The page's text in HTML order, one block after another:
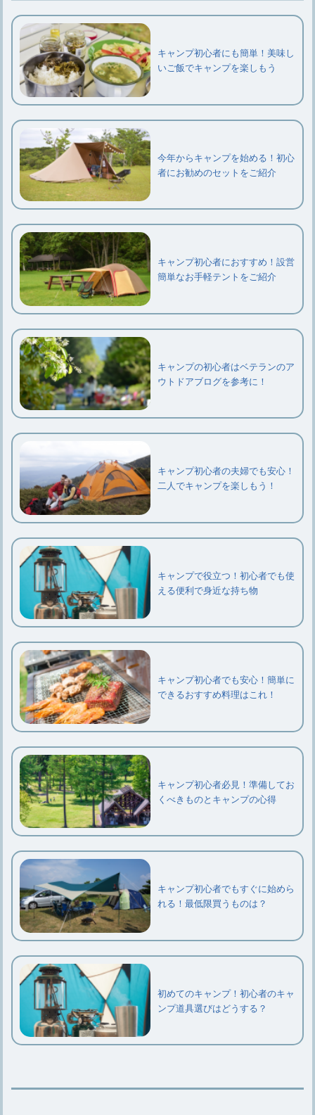
キャンプ初心者にも簡単！美味し
いご飯でキャンプを楽しもう
今年からキャンプを始める！初心
者にお勧めのセットをご紹介
キャンプ初心者におすすめ！設営
簡単なお手軽テントをご紹介
キャンプの初心者はベテランのア
ウトドアブログを参考に！
キャンプ初心者の夫婦でも安心！
二人でキャンプを楽しもう！
キャンプで役立つ！初心者でも使
える便利で身近な持ち物
キャンプ初心者でも安心！簡単に
できるおすすめ料理はこれ！
キャンプ初心者必見！準備してお
くべきものとキャンプの心得
キャンプ初心者でもすぐに始めら
れる！最低限買うものは？
初めてのキャンプ！初心者のキャ
ンプ道具選びはどうする？